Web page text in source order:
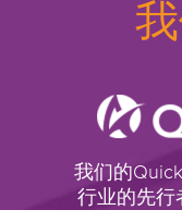
我们的
行业的先行